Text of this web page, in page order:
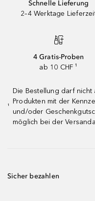
Schnelle Lieferung
2–4 Werktage
4 Gratis-Proben
ab 10 CHF ¹
¹
Die Bestellung darf
Produkten mit der
und/oder
möglich bei der
Sicher bezahlen